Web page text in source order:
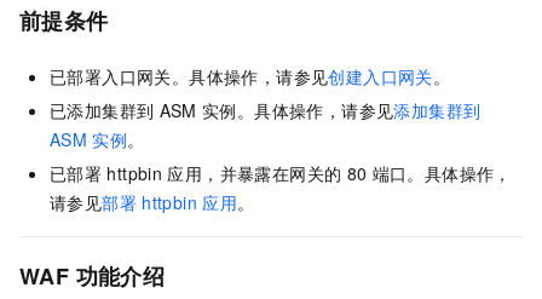
前提条件
已部署入口网关。具体操作，请参见创建入口网关。
已添加集群到 ASM 实例。具体操作，请参见添加集群到
ASM 实例。
已部署 httpbin 应用，并暴露在网关的 80 端口。具体操作，
请参见部署 httpbin 应用。
WAF 功能介绍